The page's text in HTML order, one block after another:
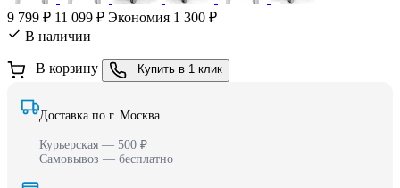
9 799 ₽ 11 099 ₽ Экономия 1 300 ₽
В наличии
В корзину Купить в 1 клик
Доставка по г. Москва
Курьерская — 500 ₽
Самовывоз — бесплатно